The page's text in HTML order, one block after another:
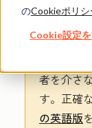
のCookieポリシ
Cookie設定
お客さま
ト情報を
者を介さ
す。 正確
の英語版